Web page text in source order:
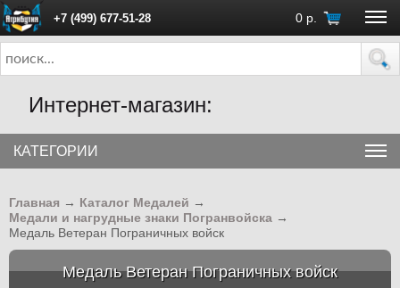
+7 (499) 677-51-28 0 р.
ПН - ПТ с 10:00 до 18:00 (Москва)
Интернет-магазин:
КАТЕГОРИИ
Главная → Каталог Медалей →
Медали и нагрудные знаки Погранвойска →
Медаль Ветеран Пограничных войск
Медаль Ветеран Пограничных войск